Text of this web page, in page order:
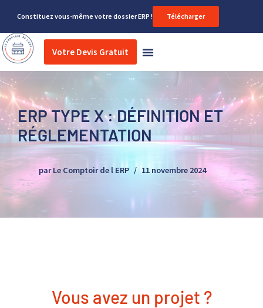
Aller
au
contenu
Constituez vous-même votre dossier ERP ! Télécharger
Votre Devis Gratuit
ERP TYPE X : DÉFINITION ET
RÉGLEMENTATION
parLe Comptoir de l ERP 11 novembre 2024
Vous avez un projet ?